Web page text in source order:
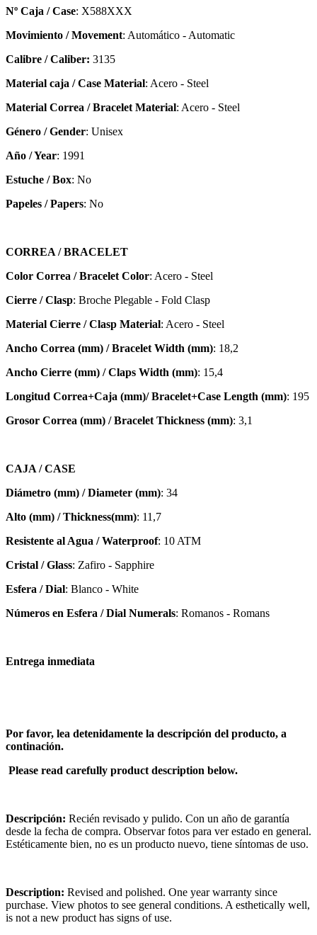
Nº Caja / Case: X588XXX
Movimiento / Movement: Automático - Automatic
Calibre / Caliber: 3135
Material caja / Case Material: Acero - Steel
Material Correa / Bracelet Material: Acero - Steel
Género / Gender: Unisex
Año / Year: 1991
Estuche / Box: No
Papeles / Papers: No
CORREA / BRACELET
Color Correa / Bracelet Color: Acero - Steel
Cierre / Clasp: Broche Plegable - Fold Clasp
Material Cierre / Clasp Material: Acero - Steel
Ancho Correa (mm) / Bracelet Width (mm): 18,2
Ancho Cierre (mm) / Claps Width (mm): 15,4
Longitud Correa+Caja (mm)/ Bracelet+Case Length (mm): 195
Grosor Correa (mm) / Bracelet Thickness (mm): 3,1
CAJA / CASE
Diámetro (mm) / Diameter (mm): 34
Alto (mm) / Thickness(mm): 11,7
Resistente al Agua / Waterproof: 10 ATM
Cristal / Glass: Zafiro - Sapphire
Esfera / Dial: Blanco - White
Números en Esfera / Dial Numerals: Romanos - Romans
Entrega inmediata
Por favor, lea detenidamente la descripción del producto, a
continación.
Please read carefully product description below.
Descripción: Recién revisado y pulido. Con un año de garantía
desde la fecha de compra. Observar fotos para ver estado en general.
Estéticamente bien, no es un producto nuevo, tiene síntomas de uso.
Description: Revised and polished. One year warranty since
purchase. View photos to see general conditions. A esthetically well,
is not a new product has signs of use.